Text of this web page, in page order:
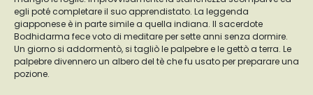
egli poté completare il suo apprendistato. La leggenda
giapponese è in parte simile a quella indiana. Il sacerdote
Bodhidarma fece voto di meditare per sette anni senza dormire.
Un giorno si addormentò, si tagliò le palpebre e le gettò a terra. Le
palpebre divennero un albero del tè che fu usato per preparare una
pozione.